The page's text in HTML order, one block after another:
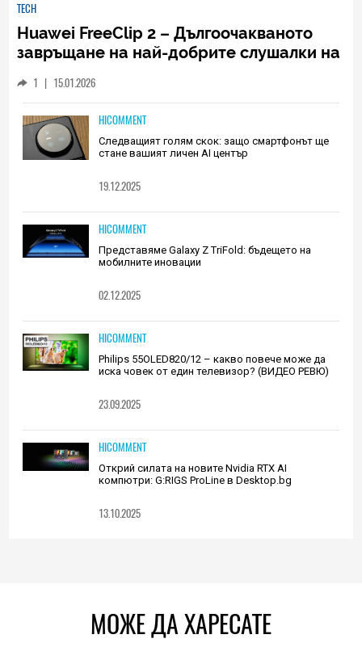
TECH
Huawei FreeClip 2 – Дългоочакваното
завръщане на най-добрите слушалки на
1 | 15.01.2026
HICOMMENT
Следващият голям скок: защо смартфонът ще
стане вашият личен AI център
19.12.2025
HICOMMENT
Представяме Galaxy Z TriFold: бъдещето на
мобилните иновации
02.12.2025
HICOMMENT
Philips 55OLED820/12 – какво повече може да
иска човек от един телевизор? (ВИДЕО РЕВЮ)
23.09.2025
HICOMMENT
Открий силата на новите Nvidia RTX AI
компютри: G:RIGS ProLine в Desktop.bg
13.10.2025
МОЖЕ ДА ХАРЕСАТЕ